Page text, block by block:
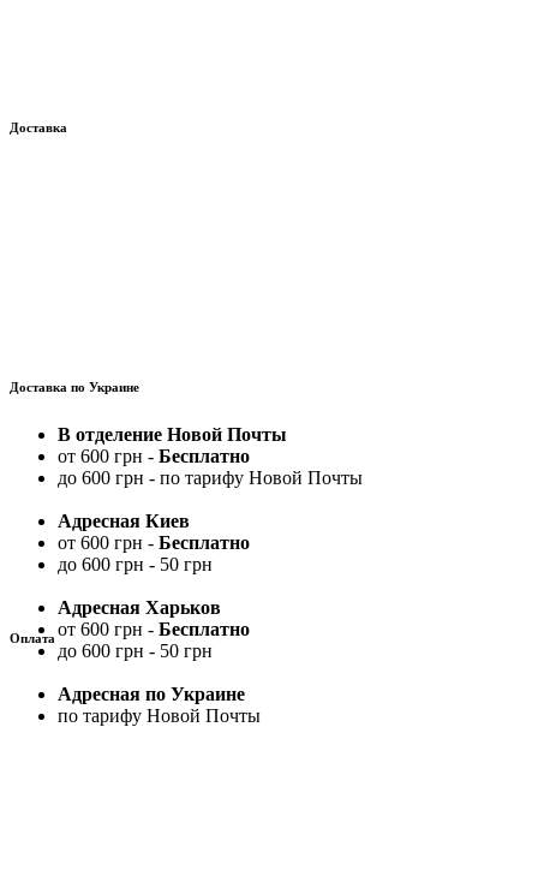
Доставка
Доставка по Украине
В отделение Новой Почты
от 600 грн - Бесплатно
до 600 грн - по тарифу Новой Почты
Адресная Киев
от 600 грн - Бесплатно
до 600 грн - 50 грн
Адресная Харьков
от 600 грн - Бесплатно
до 600 грн - 50 грн
Адресная по Украине
по тарифу Новой Почты
Оплата